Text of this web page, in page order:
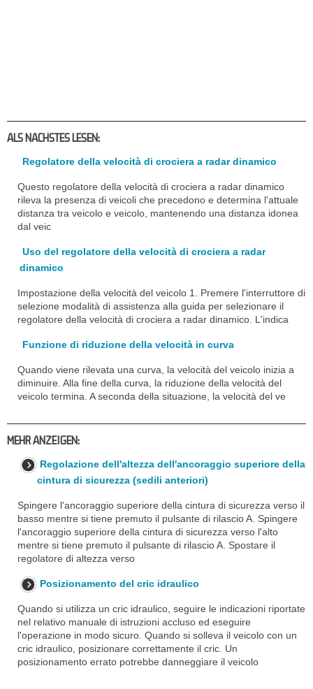
ALS NACHSTES LESEN:
Regolatore della velocità di crociera a radar dinamico
Questo regolatore della velocità di crociera a radar dinamico
rileva la presenza di veicoli che precedono e determina l'attuale
distanza tra veicolo e veicolo, mantenendo una distanza idonea
dal veic
Uso del regolatore della velocità di crociera a radar
dinamico
Impostazione della velocità del veicolo 1. Premere l'interruttore di
selezione modalità di assistenza alla guida per selezionare il
regolatore della velocità di crociera a radar dinamico. L'indica
Funzione di riduzione della velocità in curva
Quando viene rilevata una curva, la velocità del veicolo inizia a
diminuire. Alla fine della curva, la riduzione della velocità del
veicolo termina. A seconda della situazione, la velocità del ve
MEHR ANZEIGEN:
Regolazione dell'altezza dell'ancoraggio superiore della
cintura di sicurezza (sedili anteriori)
Spingere l'ancoraggio superiore della cintura di sicurezza verso il
basso mentre si tiene premuto il pulsante di rilascio A. Spingere
l'ancoraggio superiore della cintura di sicurezza verso l'alto
mentre si tiene premuto il pulsante di rilascio A. Spostare il
regolatore di altezza verso
Posizionamento del cric idraulico
Quando si utilizza un cric idraulico, seguire le indicazioni riportate
nel relativo manuale di istruzioni accluso ed eseguire
l'operazione in modo sicuro. Quando si solleva il veicolo con un
cric idraulico, posizionare correttamente il cric. Un
posizionamento errato potrebbe danneggiare il veicolo